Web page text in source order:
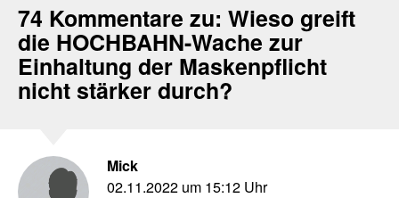
74 Kommentare zu: Wieso greift
die HOCHBAHN-Wache zur
Einhaltung der Maskenpflicht
nicht stärker durch?
Mick
02.11.2022 um 15:12 Uhr